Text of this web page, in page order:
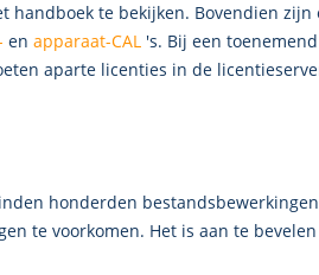
te bekijken. Bovendien
en apparaat-CAL 's. Bij een
aparte licenties in de
honderden
te voorkomen. Het is aan te